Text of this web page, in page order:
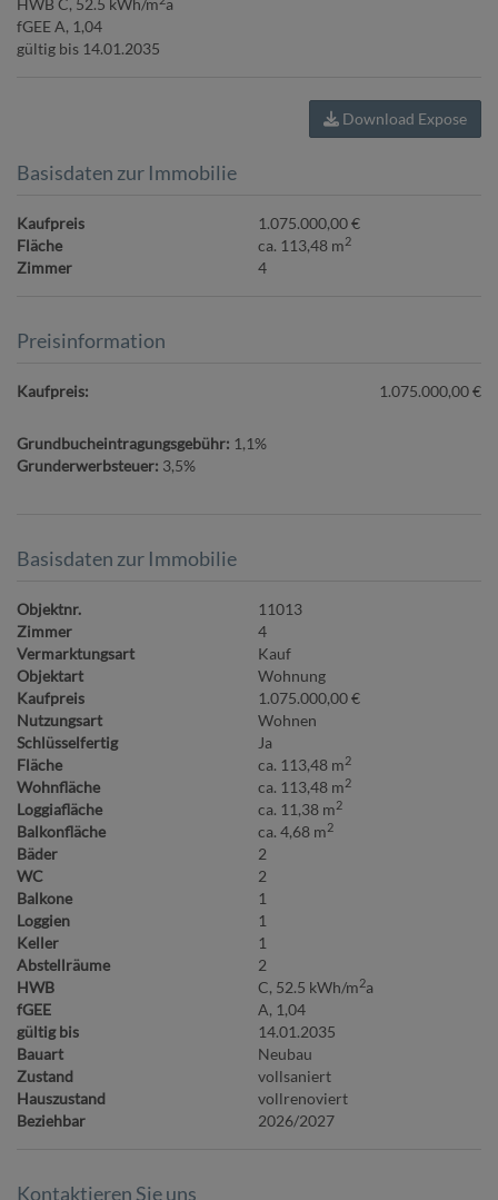
HWB C, 52.5 kWh/m a
fGEEA, 1,04
gültig bis 14.01.2035
Download Expose
Basisdaten zur Immobilie
Kaufpreis
1.075.000,00 €
Fläche
ca. 113,48 m2
Zimmer 4
Preisinformation
Kaufpreis: 1.075.000,00 €
Grundbucheintragungsgebühr: 1,1%
Grunderwerbsteuer: 3,5%
Basisdaten zur Immobilie
Objektnr.
11013
Zimmer
4
Vermarktungsart
Kauf
Objektart
Wohnung
Kaufpreis
1.075.000,00 €
Nutzungsart
Wohnen
Schlüsselfertig
Ja
Fläche
ca. 113,48 m2
Wohnfläche ca. 113,48 m2
Loggiafläche ca. 11,38 m2
Balkonfläche ca. 4,68 m2
Bäder
2
WC
2
Balkone
1
Loggien
1
Keller
1
Abstellräume
2
HWB
C, 52.5 kWh/m2a
fGEE
A, 1,04
gültig bis
14.01.2035
Bauart
Neubau
Zustand
vollsaniert
Hauszustand
vollrenoviert
Beziehbar
2026/2027
Kontaktieren Sie uns